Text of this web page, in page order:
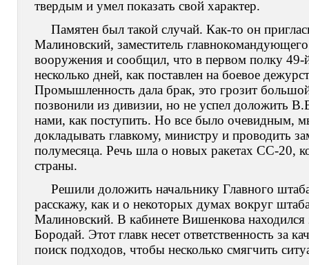
твердым и умел показать свой характер.
Памятен был такой случай. Как-то он
Малиновский, заместитель
вооружения и сообщил, что в первом полку 49-
несколько дней, как поставлен на боевое
Промышленность дала брак, это грозит
позвонили из дивизии, но не успел доложить
нами, как поступить. Но все было
докладывать главкому, министру и проводить
полумесяца. Речь шла о новых ракетах СС-20,
страны.
Решили доложить начальнику Главного
расскажу, как и о некоторых думах вокруг
Малиновский. В кабинете Вишенкова находился
Бородай. Этот главк несет ответственность за
поиск подходов, чтобы несколько смягчить